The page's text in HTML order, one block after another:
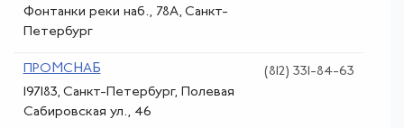
Фонтанки реки наб., 78А, Санкт-
Петербург
ПРОМСНАБ
197183, Санкт-Петербург, Полевая
Сабировская ул., 46
(812) 331-84-63